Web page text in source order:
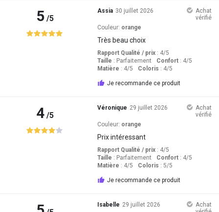
5/5
Assia 30 juillet 2026
Achat
vérifié
Couleur: orange
Très beau choix
Rapport Qualité / prix: 4/5
Taille : Parfaitement Confort: 4/5
Matière : 4/5 Coloris : 4/5
Je recommande ce produit
4/5
Véronique 29 juillet 2026
Achat
vérifié
Couleur: orange
Prix intéressant
Rapport Qualité / prix: 4/5
Taille : Parfaitement Confort: 4/5
Matière : 4/5 Coloris : 5/5
Je recommande ce produit
Isabelle 29 juillet 2026
Achat